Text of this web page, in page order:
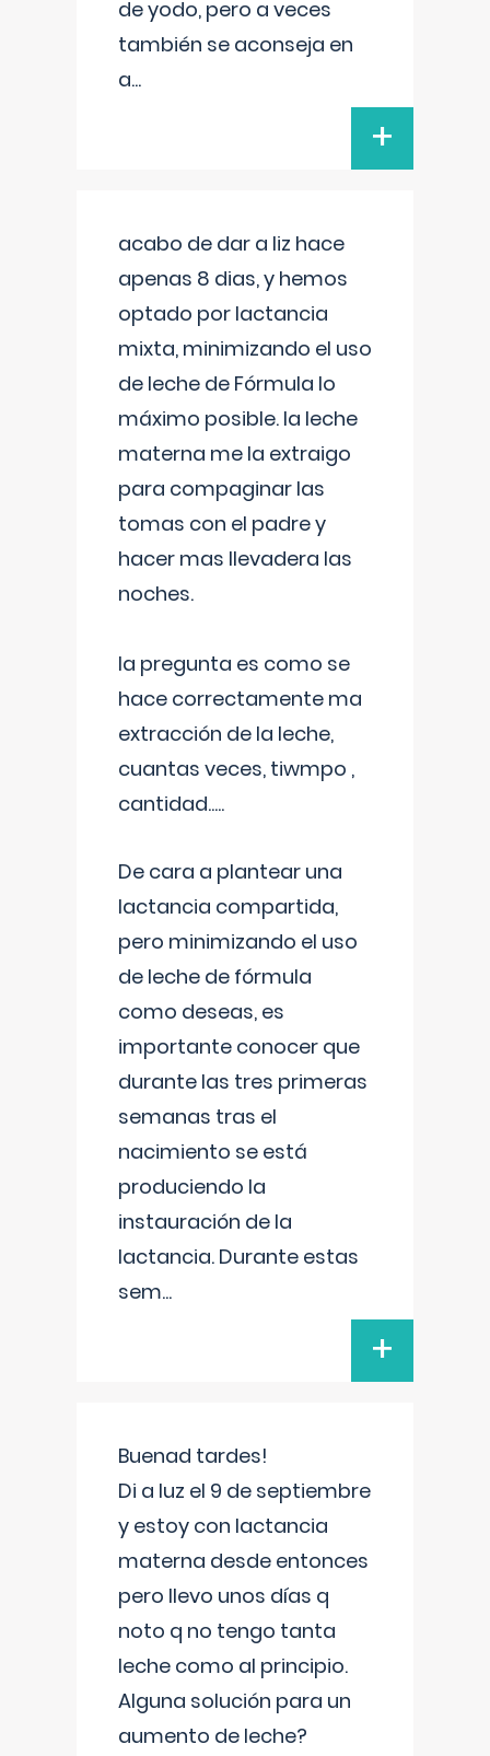
de yodo, pero a veces
también se aconseja en
a...
+
acabo de dar a liz hace
apenas 8 dias, y hemos
optado por lactancia
mixta, minimizando el uso
de leche de Fórmula lo
máximo posible. la leche
materna me la extraigo
para compaginar las
tomas con el padre y
hacer mas llevadera las
noches.
la pregunta es como se
hace correctamente ma
extracción de la leche,
cuantas veces, tiwmpo ,
cantidad.....
De cara a plantear una
lactancia compartida,
pero minimizando el uso
de leche de fórmula
como deseas, es
importante conocer que
durante las tres primeras
semanas tras el
nacimiento se está
produciendo la
instauración de la
lactancia. Durante estas
sem...
+
Buenad tardes!
Di a luz el 9 de septiembre
y estoy con lactancia
materna desde entonces
pero llevo unos días q
noto q no tengo tanta
leche como al principio.
Alguna solución para un
aumento de leche?